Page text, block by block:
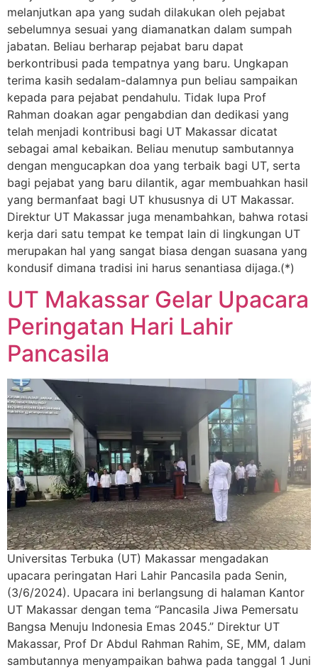
melanjutkan apa yang sudah dilakukan oleh pejabat
sebelumnya sesuai yang diamanatkan dalam sumpah
jabatan. Beliau berharap pejabat baru dapat
berkontribusi pada tempatnya yang baru. Ungkapan
terima kasih sedalam-dalamnya pun beliau sampaikan
kepada para pejabat pendahulu. Tidak lupa Prof
Rahman doakan agar pengabdian dan dedikasi yang
telah menjadi kontribusi bagi UT Makassar dicatat
sebagai amal kebaikan. Beliau menutup sambutannya
dengan mengucapkan doa yang terbaik bagi UT, serta
bagi pejabat yang baru dilantik, agar membuahkan hasil
yang bermanfaat bagi UT khususnya di UT Makassar.
Direktur UT Makassar juga menambahkan, bahwa rotasi
kerja dari satu tempat ke tempat lain di lingkungan UT
merupakan hal yang sangat biasa dengan suasana yang
kondusif dimana tradisi ini harus senantiasa dijaga.(*)
UT Makassar Gelar Upacara
Peringatan Hari Lahir
Pancasila
Universitas Terbuka (UT) Makassar mengadakan
upacara peringatan Hari Lahir Pancasila pada Senin,
(3/6/2024). Upacara ini berlangsung di halaman Kantor
UT Makassar dengan tema “Pancasila Jiwa Pemersatu
Bangsa Menuju Indonesia Emas 2045.” Direktur UT
Makassar, Prof Dr Abdul Rahman Rahim, SE, MM, dalam
sambutannya menyampaikan bahwa pada tanggal 1 Juni